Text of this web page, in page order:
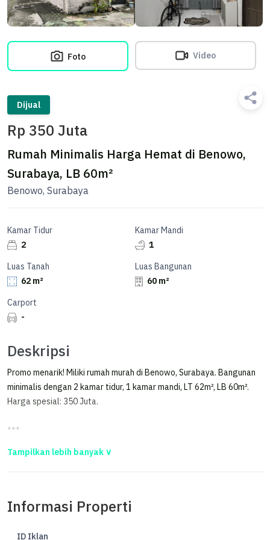
Foto Video
Dijual
Rp 350 Juta
Rumah Minimalis Harga Hemat di Benowo,
Surabaya, LB 60m²
Benowo, Surabaya
Kamar Tidur
2
Kamar Mandi
1
Luas Tanah
62 m²
Luas Bangunan
60 m²
Carport
-
Deskripsi
Promo menarik! Miliki rumah murah di Benowo, Surabaya. Bangunan
minimalis dengan 2 kamar tidur, 1 kamar mandi, LT 62m², LB 60m².
Harga spesial: 350 Juta.
***
Barat
SURABAYA BARAT
LT BAWAH :
Informasi Properti
ID Iklan